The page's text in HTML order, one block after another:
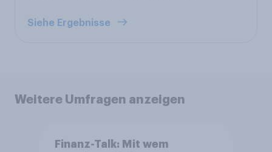
Siehe Ergebnisse
Weitere Umfragen anzeigen
Finanz-Talk: Mit wem